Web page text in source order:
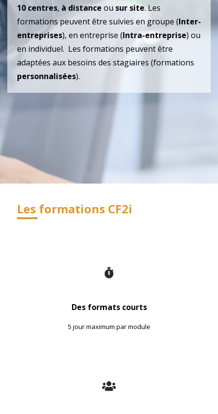
10 centres, à distance ou sur site. Les
formations peuvent être suivies en groupe (Inter-
entreprises), en entreprise (Intra-entreprise) ou
en individuel. Les formations peuvent être
adaptées aux besoins des stagiaires (formations
personnalisées).
Les formations CF2i
Des formats courts
5 jour maximum par module